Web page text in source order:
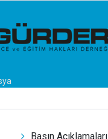
Basın Açıklamaları